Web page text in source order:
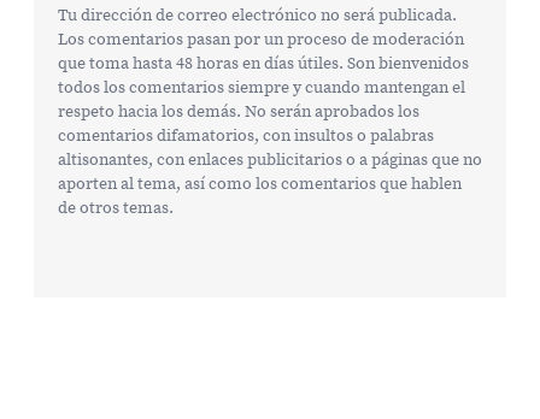
Tu dirección de correo electrónico no será publicada.
Los comentarios pasan por un proceso de moderación
que toma hasta 48 horas en días útiles. Son bienvenidos
todos los comentarios siempre y cuando mantengan el
respeto hacia los demás. No serán aprobados los
comentarios difamatorios, con insultos o palabras
altisonantes, con enlaces publicitarios o a páginas que no
aporten al tema, así como los comentarios que hablen
de otros temas.